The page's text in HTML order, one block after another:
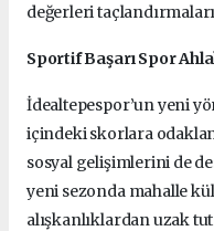
değerleri
Sportif Başarı Spor
İdealtepespor’un yeni
içindeki skorlara
sosyal gelişimlerini de
yeni sezonda mahalle
alışkanlıklardan uzak